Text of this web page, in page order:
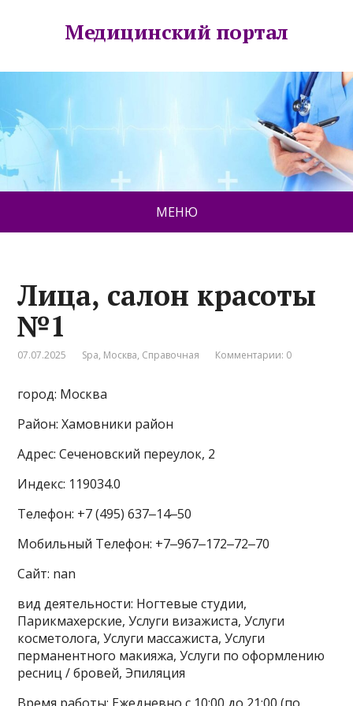
Медицинский портал
МЕНЮ
Лица, салон красоты
№1
07.07.2025 Spa, Москва, Справочная Комментарии: 0
город: Москва
Район: Хамовники район
Адрес: Сеченовский переулок, 2
Индекс: 119034.0
Телефон: +7 (495) 637‒14‒50
Мобильный Телефон: +7‒967‒172‒72‒70
Сайт: nan
вид деятельности: Ногтевые студии,
Парикмахерские, Услуги визажиста, Услуги
косметолога, Услуги массажиста, Услуги
перманентного макияжа, Услуги по оформлению
ресниц / бровей, Эпиляция